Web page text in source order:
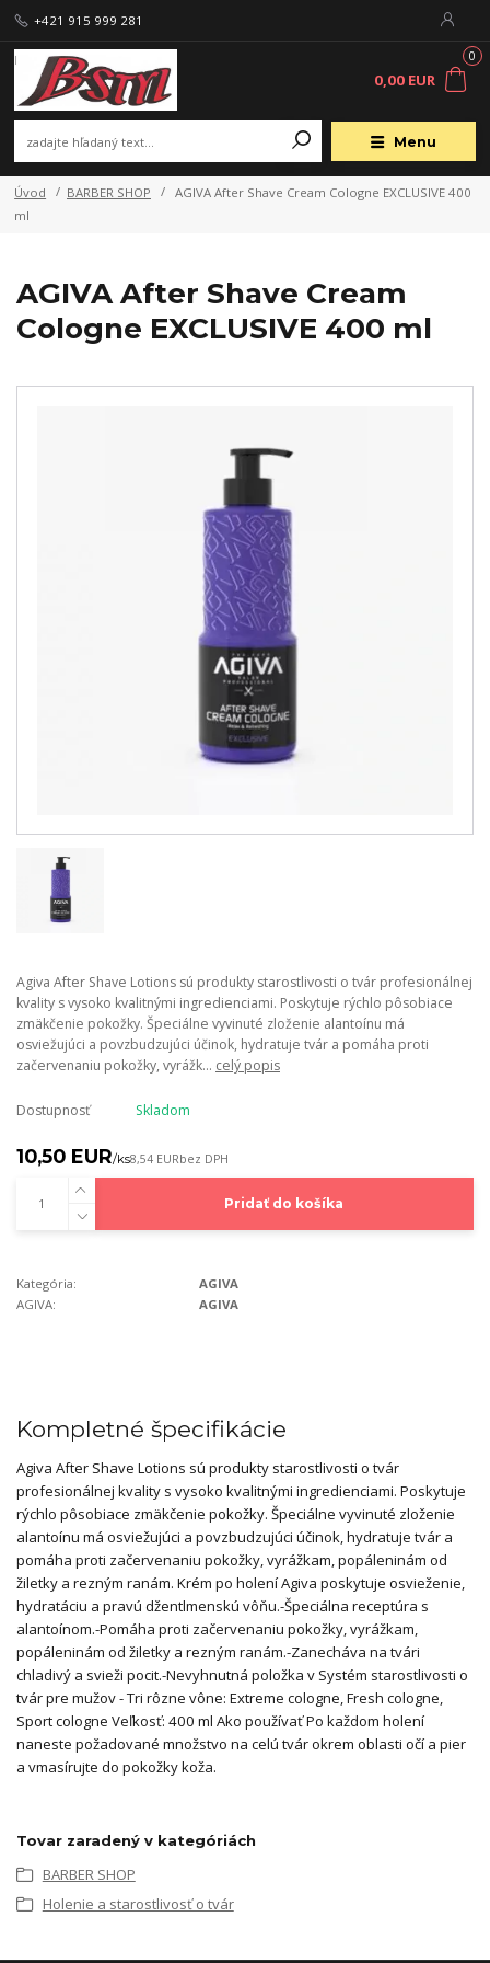
Menu
+421 915 999 281
0
0,00 EUR
Úvod BARBER SHOP
AGIVA After Shave Cream Cologne EXCLUSIVE 400
ml
AGIVA After Shave Cream
Cologne EXCLUSIVE 400 ml
Agiva After Shave Lotions sú produkty starostlivosti o tvár profesionálnej
kvality s vysoko kvalitnými ingredienciami. Poskytuje rýchlo pôsobiace
zmäkčenie pokožky. Špeciálne vyvinuté zloženie alantoínu má
osviežujúci a povzbudzujúci účinok, hydratuje tvár a pomáha proti
začervenaniu pokožky, vyrážk... celý popis
Dostupnosť Skladom
10,50 EUR/ks8,54 EURbez DPH
Pridať do košíka
Kategória:
AGIVA
AGIVA:
AGIVA
Kompletné špecifikácie
Agiva After Shave Lotions sú produkty starostlivosti o tvár
profesionálnej kvality s vysoko kvalitnými ingredienciami. Poskytuje
rýchlo pôsobiace zmäkčenie pokožky. Špeciálne vyvinuté zloženie
alantoínu má osviežujúci a povzbudzujúci účinok, hydratuje tvár a
pomáha proti začervenaniu pokožky, vyrážkam, popáleninám od
žiletky a rezným ranám. Krém po holení Agiva poskytuje osvieženie,
hydratáciu a pravú džentlmenskú vôňu.-Špeciálna receptúra ​​s
alantoínom.-Pomáha proti začervenaniu pokožky, vyrážkam,
popáleninám od žiletky a rezným ranám.-Zanecháva na tvári
chladivý a svieži pocit.-Nevyhnutná položka v Systém starostlivosti o
tvár pre mužov - Tri rôzne vône: Extreme cologne, Fresh cologne,
Sport cologne Veľkosť: 400 ml Ako používať Po každom holení
naneste požadované množstvo na celú tvár okrem oblasti očí a pier
a vmasírujte do pokožky koža.
Tovar zaradený v kategóriách
BARBER SHOP
Holenie a starostlivosť o tvár